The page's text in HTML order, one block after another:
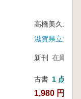
高橋美久二
新刊 在庫なし
古書 1 点
1,980 円